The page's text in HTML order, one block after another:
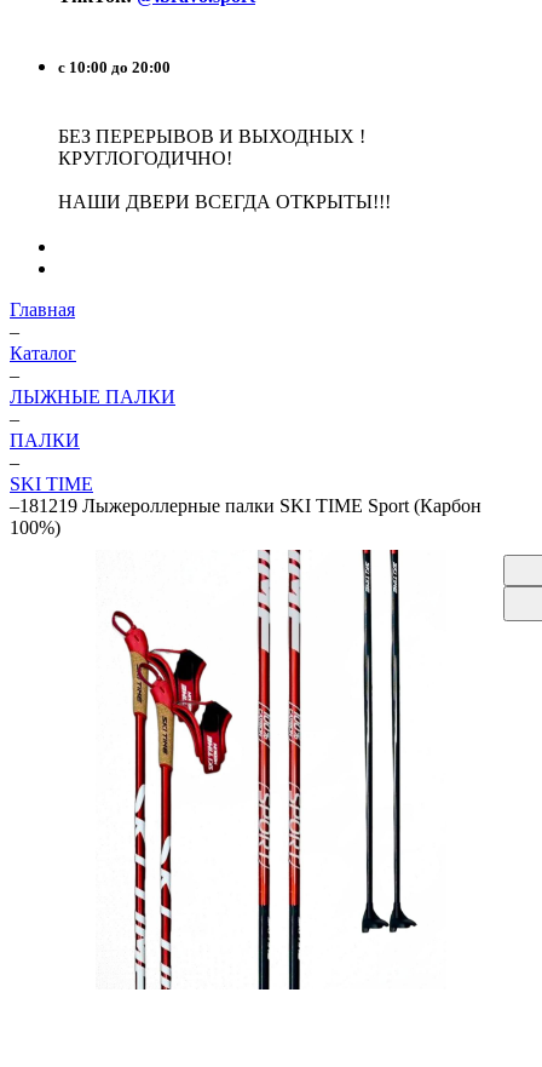
с 10:00 до 20:00
БЕЗ ПЕРЕРЫВОВ И ВЫХОДНЫХ !
КРУГЛОГОДИЧНО!
НАШИ ДВЕРИ ВСЕГДА ОТКРЫТЫ!!!
Главная
–
Каталог
–
ЛЫЖНЫЕ ПАЛКИ
–
ПАЛКИ
–
SKI TIME
–181219 Лыжероллерные палки SKI TIME Sport (Карбон
100%)